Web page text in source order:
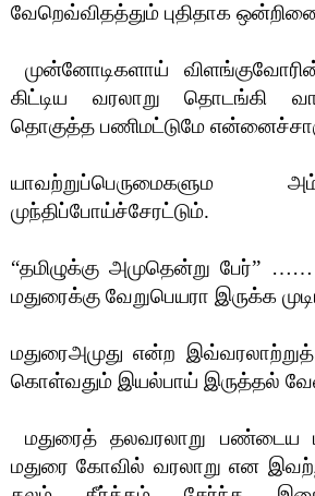
வேறெவ்விதத்தும் புதிதாக ஒன்றினை
முன்னோடிகளாய்
கிட்டிய வரலாறு தொடங்கி
தொகுத்த பணிமட்டுமே
யாவற்றுப்பெருமைகளும
முந்திப்போய்ச்சேரட்டும்.
“தமிழுக்கு அமுதென்று பேர்” ……
மதுரைக்கு வேறுபெயரா இருக்க
மதுரைஅமுது என்ற இவ்வரலாற்றுத்
கொள்வதும் இயல்பாய் இருத்தல்
மதுரைத் தலவரலாறு பண்டைய
மதுரை கோவில் வரலாறு என